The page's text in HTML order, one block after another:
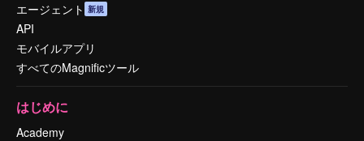
エージェント 新規
API
モバイルアプリ
すべてのMagnificツール
はじめに
Academy